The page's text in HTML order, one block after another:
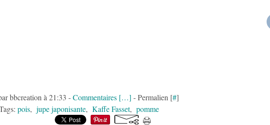
bbcreation à 21:33 -Commentaires […] - Permalien [#]
pois, jupe japonisante, Kaffe Fasset, pomme